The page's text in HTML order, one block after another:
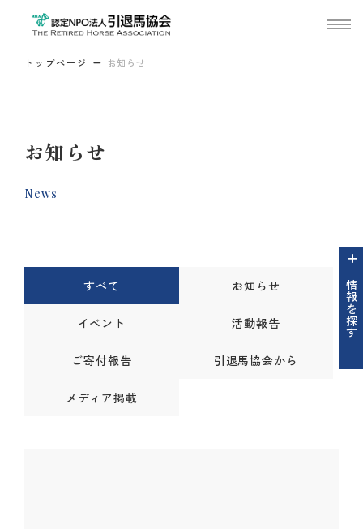
トップページ お知らせ
お知らせ
News
情報を探す
すべて お知らせ
イベント 活動報告
ご寄付報告 引退馬協会から
メディア掲載